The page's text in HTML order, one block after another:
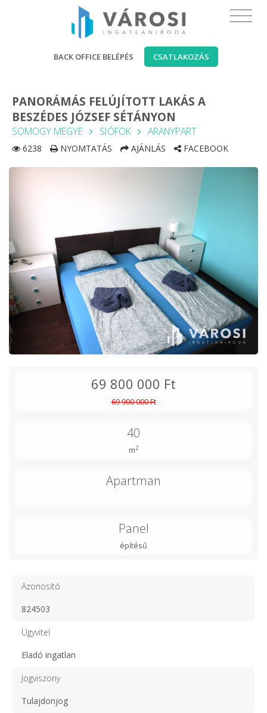
BACK OFFICE BELÉPÉS CSATLAKOZÁS
PANORÁMÁS FELÚJÍTOTT LAKÁS A
BESZÉDES JÓZSEF SÉTÁNYON
SOMOGY MEGYE SIÓFOK ARANYPART
6238 NYOMTATÁS AJÁNLÁS FACEBOOK
69 800 000 Ft
69 900 000 Ft
40
m2
Apartman
Panel
építésű
Azonosító
824503
Ügyvitel
Eladó ingatlan
Jogviszony
Tulajdonjog